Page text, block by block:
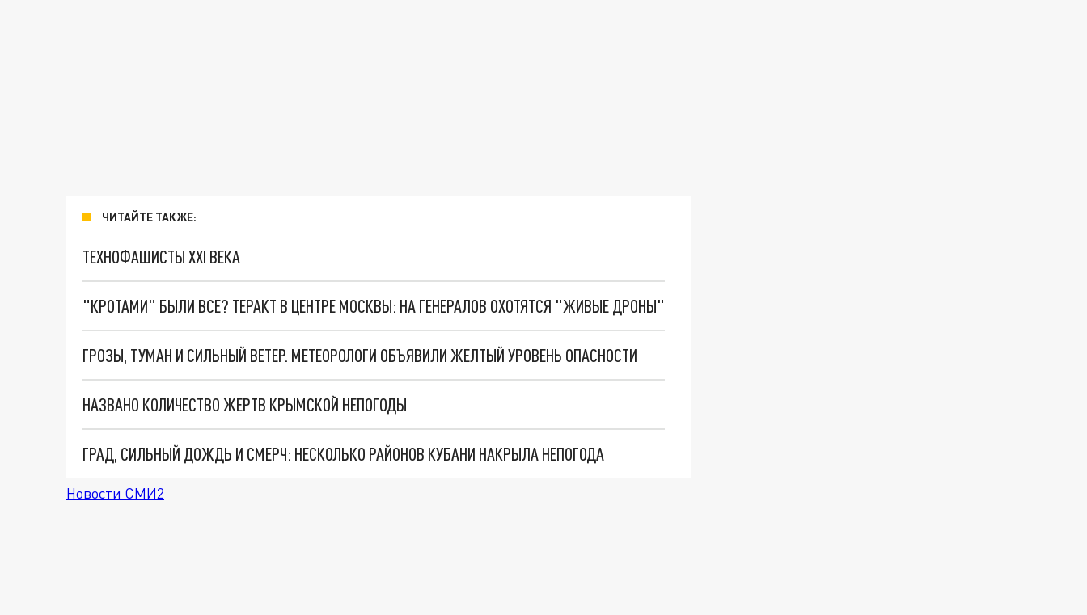
ЧИТАЙТЕ ТАКЖЕ:
ТЕХНОФАШИСТЫ XXI ВЕКА
"КРОТАМИ" БЫЛИ ВСЕ? ТЕРАКТ В ЦЕНТРЕ МОСКВЫ: НА ГЕНЕРАЛОВ ОХОТЯТСЯ "ЖИВЫЕ ДРОНЫ"
ГРОЗЫ, ТУМАН И СИЛЬНЫЙ ВЕТЕР. МЕТЕОРОЛОГИ ОБЪЯВИЛИ ЖЕЛТЫЙ УРОВЕНЬ ОПАСНОСТИ
НАЗВАНО КОЛИЧЕСТВО ЖЕРТВ КРЫМСКОЙ НЕПОГОДЫ
ГРАД, СИЛЬНЫЙ ДОЖДЬ И СМЕРЧ: НЕСКОЛЬКО РАЙОНОВ КУБАНИ НАКРЫЛА НЕПОГОДА
Новости СМИ2